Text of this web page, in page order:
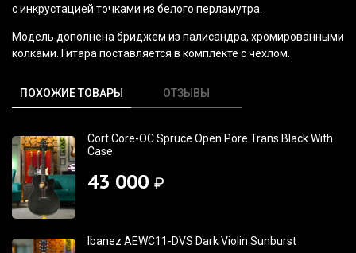
с инкрустацией точками из белого перламутра.
Модель дополнена бриджем из палисандра, хромированными
колками. Гитара поставляется в комплекте с чехлом.
ПОХОЖИЕ ТОВАРЫ ОТЗЫВЫ
Cort Core-OC Spruce Open Pore Trans Black With
Case
43 000 ₽
Ibanez AEWC11-DVS Dark Violin Sunburst